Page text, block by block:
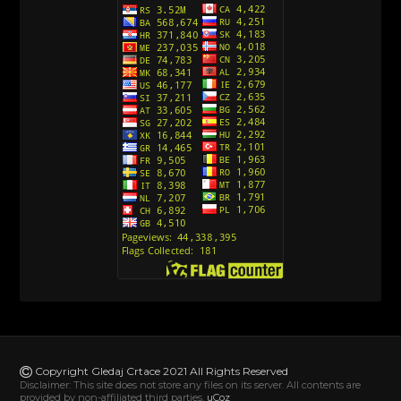
Avanture Kida Opasnost (Sinhronizovano na
Action Man (Sinhronizovano na Hrvatski)
Action Man (2000) Sinhronizovano na Hrvatski
Andjeoski Prijatelji (Sinhronizovano na Srpski)
Ajkuca (Sharkdog) Sinhronizovano na Srpski
Alvin i veverice (Alvinnn!!! And the Chipmunks)
Sinhronizovano na Srpski
[78]
Copyright Gledaj Crtace 2021 All Rights Reserved
Disclaimer: This site does not store any files on its server. All contents are
provided by non-affiliated third parties. uCoz